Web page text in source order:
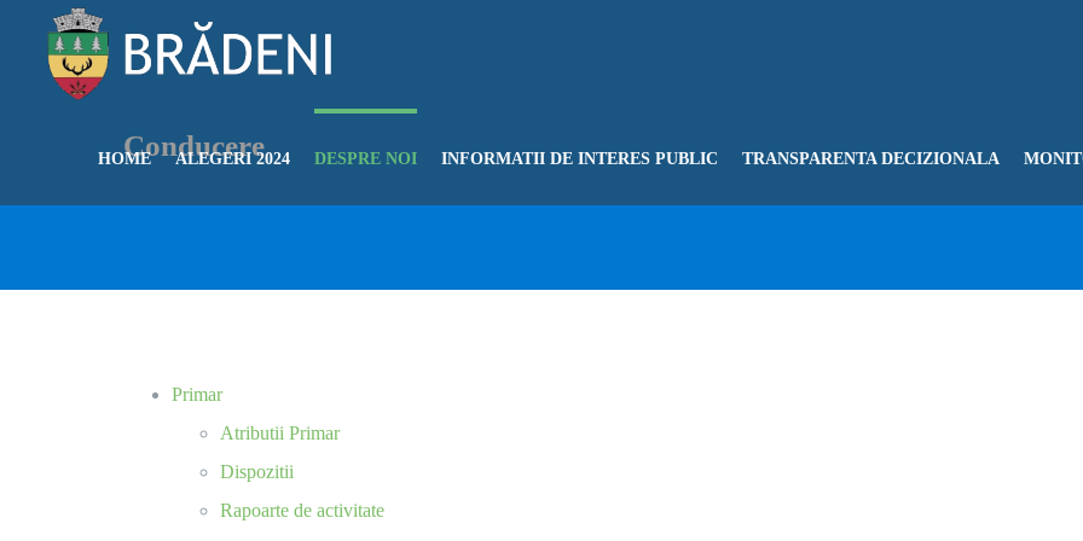
HOME ALEGERI 2024 DESPRE NOI INFORMATII DE INTERES PUBLIC TRANSPARENTA DECIZIONALA
Conducere
Primar
Atributii Primar
Dispozitii
Rapoarte de activitate